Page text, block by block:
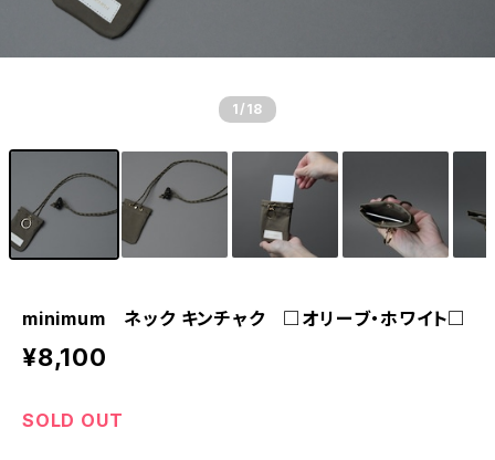
1 /18
minimum ネック キンチャク □オリーブ・ホワイト□
¥8,100
SOLD OUT